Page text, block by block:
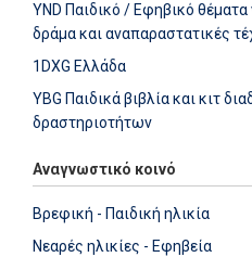
YND Παιδικό / Εφηβικό θέματα
δράμα και αναπαραστατικές
1DXG Ελλάδα
YBG Παιδικά βιβλία και κιτ
δραστηριοτήτων
Αναγνωστικό κοινό
Βρεφική - Παιδική ηλικία
Νεαρές ηλικίες - Εφηβεία